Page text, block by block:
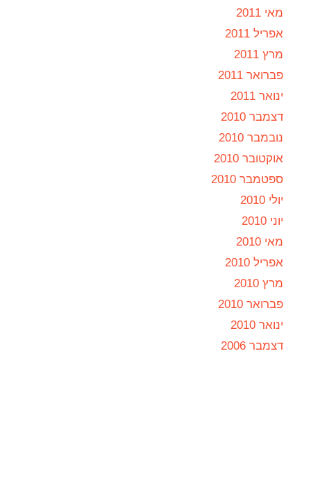
מאי 2011
אפריל 2011
מרץ 2011
פברואר 2011
ינואר 2011
דצמבר 2010
נובמבר 2010
אוקטובר 2010
ספטמבר 2010
יולי 2010
יוני 2010
מאי 2010
אפריל 2010
מרץ 2010
פברואר 2010
ינואר 2010
דצמבר 2006